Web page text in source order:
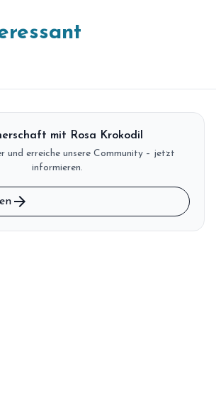
mit Rosa Krokodil
und erreiche unsere Community – jetzt
informieren.
arrow_forward